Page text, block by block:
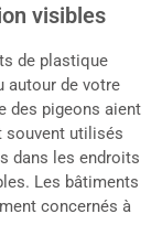
visibles
de plastique
autour de votre
des pigeons aient
souvent utilisés
dans les endroits
Les bâtiments
concernés à